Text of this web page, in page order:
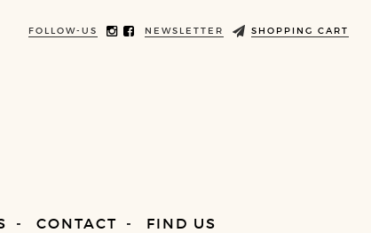
FOLLOW-US NEWSLETTER SHOPPING CART
CONTACT FIND US